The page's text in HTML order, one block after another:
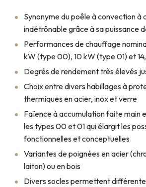
Synonyme du poêle à convection à
indétrônable grâce à sa puissance
Performances de chauffage
kW (type 00), 10 kW (type 01) et
Degrés de rendement très élevés
Choix entre divers habillages à
thermiques en acier, inox et verre
Faïence à accumulation faite main
les types 00 et 01 qui élargit les
fonctionnelles et conceptuelles
Variantes de poignées en acier
laiton) ou en bois
Divers socles permettent